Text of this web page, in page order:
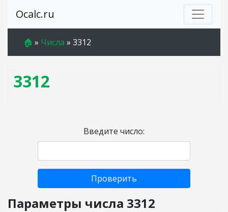
Ocalc.ru
🏠 » Числа » 3312
3312
Введите число:
Проверить
Параметры числа 3312